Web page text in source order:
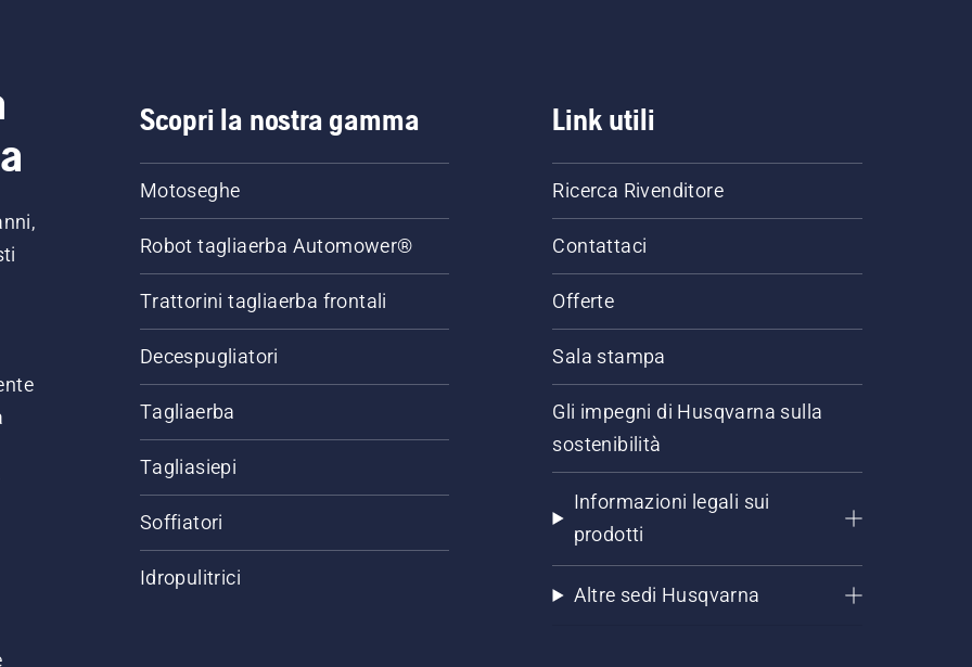
Scopri la nostra gamma
Motoseghe
Robot tagliaerba Automower®
Trattorini tagliaerba frontali
Decespugliatori
Tagliaerba
Tagliasiepi
Soffiatori
Idropulitrici
Link utili
Ricerca Rivenditore
Contattaci
Offerte
Sala stampa
Gli impegni di Husqvarna sulla
sostenibilità
Informazioni legali sui
prodotti
Altre sedi Husqvarna